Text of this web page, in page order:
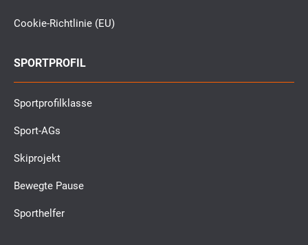
Cookie-Richtlinie (EU)
SPORTPROFIL
Sportprofilklasse
Sport-AGs
Skiprojekt
Bewegte Pause
Sporthelfer